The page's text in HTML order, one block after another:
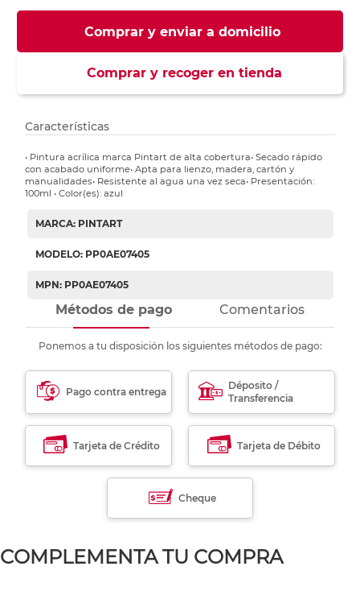
Comprar y enviar a domicilio
Comprar y recoger en tienda
Características
• Pintura acrílica marca Pintart de alta cobertura• Secado rápido
con acabado uniforme• Apta para lienzo, madera, cartón y
manualidades• Resistente al agua una vez seca• Presentación:
100ml • Color(es): azul
MARCA: PINTART
MODELO: PP0AE07405
MPN: PP0AE07405
Métodos de pago Comentarios
Ponemos a tu disposición los siguientes métodos de pago:
Pago contra entrega
Déposito /
Transferencia
Tarjeta de Crédito Tarjeta de Débito
Cheque
COMPLEMENTA TU COMPRA